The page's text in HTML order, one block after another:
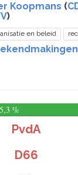
Koopmans (
)
en beleid
%
PvdA
D66